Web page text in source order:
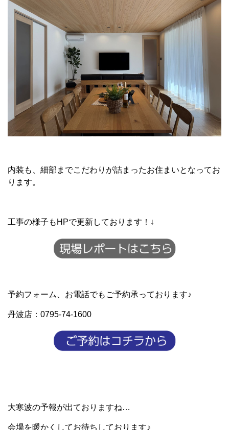
内装も、細部までこだわりが詰まったお住まいとなってお
ります。
工事の様子もHPで更新しております！↓
予約フォーム、お電話でもご予約承っております♪
丹波店：0795-74-1600
大寒波の予報が出ておりますね…
会場を暖かくしてお待ちしております♪